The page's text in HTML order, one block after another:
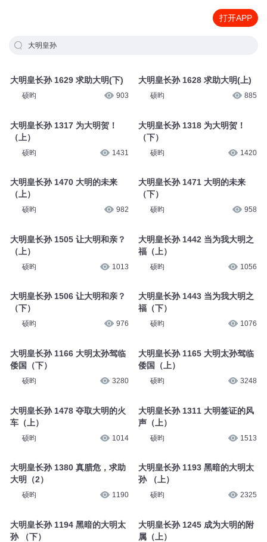
打开APP
大明皇孙
大明皇长孙 1629 求助大明(下)
硕昀 903
大明皇长孙 1317 为大明贺！
（上）
硕昀 1431
大明皇长孙 1470 大明的未来
（上）
硕昀 982
大明皇长孙 1505 让大明和亲？
（上）
硕昀 1013
大明皇长孙 1506 让大明和亲？
（下）
硕昀 976
大明皇长孙 1166 大明太孙驾临
倭国（下）
硕昀 3280
大明皇长孙 1478 夺取大明的火
车（上）
硕昀 1014
大明皇长孙 1380 真腊危，求助
大明（2）
硕昀 1190
大明皇长孙 1194 黑暗的大明太
孙 （下）
大明皇长孙 1628 求助大明(上)
硕昀 885
大明皇长孙 1318 为大明贺！
（下）
硕昀 1420
大明皇长孙 1471 大明的未来
（下）
硕昀 958
大明皇长孙 1442 当为我大明之
福（上）
硕昀 1056
大明皇长孙 1443 当为我大明之
福（下）
硕昀 1076
大明皇长孙 1165 大明太孙驾临
倭国（上）
硕昀 3248
大明皇长孙 1311 大明签证的风
声（上）
硕昀 1513
大明皇长孙 1193 黑暗的大明太
孙 （上）
硕昀 2325
大明皇长孙 1245 成为大明的附
属（上）